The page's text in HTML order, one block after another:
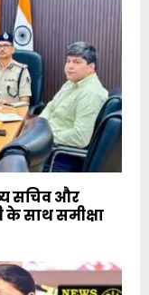
सचिव और
के साथ समीक्षा